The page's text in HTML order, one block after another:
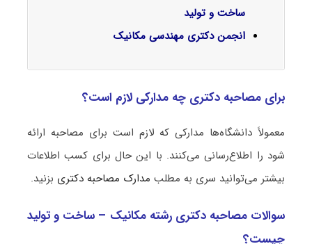
ساخت و تولید
انجمن دکتری مهندسی مکانیک
برای مصاحبه دکتری چه مدارکی لازم است؟
معمولاً دانشگاه‌ها مدارکی که لازم است برای مصاحبه ارائه
شود را اطلاع‌رسانی می‌کنند. با این حال برای کسب اطلاعات
بیشتر می‌توانید سری به مطلب مدارک مصاحبه دکتری بزنید.
سوالات مصاحبه دکتری رشته مکانیک – ساخت و تولید
چیست؟